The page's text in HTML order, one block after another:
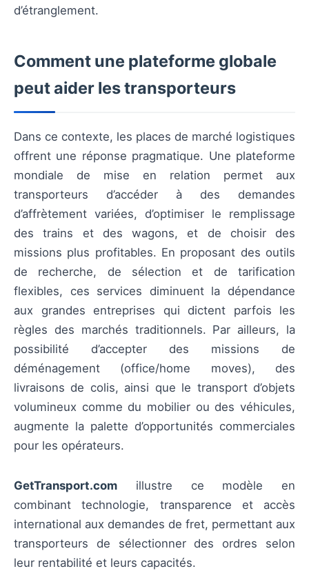
d’étranglement.
Comment une plateforme globale
peut aider les transporteurs
Dans ce contexte, les places de marché logistiques
offrent une réponse pragmatique. Une plateforme
mondiale de mise en relation permet aux
transporteurs d’accéder à des demandes
d’affrètement variées, d’optimiser le remplissage
des trains et des wagons, et de choisir des
missions plus profitables. En proposant des outils
de recherche, de sélection et de tarification
flexibles, ces services diminuent la dépendance
aux grandes entreprises qui dictent parfois les
règles des marchés traditionnels. Par ailleurs, la
possibilité d’accepter des missions de
déménagement (office/home moves), des
livraisons de colis, ainsi que le transport d’objets
volumineux comme du mobilier ou des véhicules,
augmente la palette d’opportunités commerciales
pour les opérateurs.
GetTransport.com illustre ce modèle en
combinant technologie, transparence et accès
international aux demandes de fret, permettant aux
transporteurs de sélectionner des ordres selon
leur rentabilité et leurs capacités.